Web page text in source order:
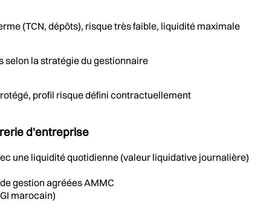
(TCN, dépôts), risque très faible, liquidité maximale
selon la stratégie du gestionnaire
profil risque défini contractuellement
d'entreprise
une liquidité quotidienne (valeur liquidative journalière)
gestion agréées AMMC
marocain)